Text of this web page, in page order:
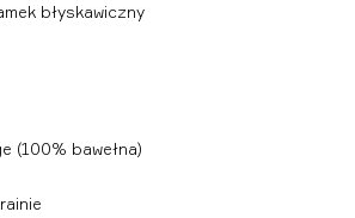
błyskawiczny
(100% bawełna)